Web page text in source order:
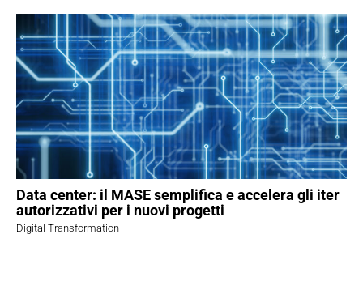
Data center: il MASE semplifica e accelera gli iter
autorizzativi per i nuovi progetti
Digital Transformation